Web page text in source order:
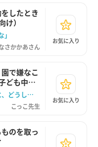
したとき
）
さかかあさん
お気に入り
で嫌なこ
ども中
「〇ちゃんは、Aちゃんと、どうしたい？」
こっこ先生
お気に入り
のを取っ